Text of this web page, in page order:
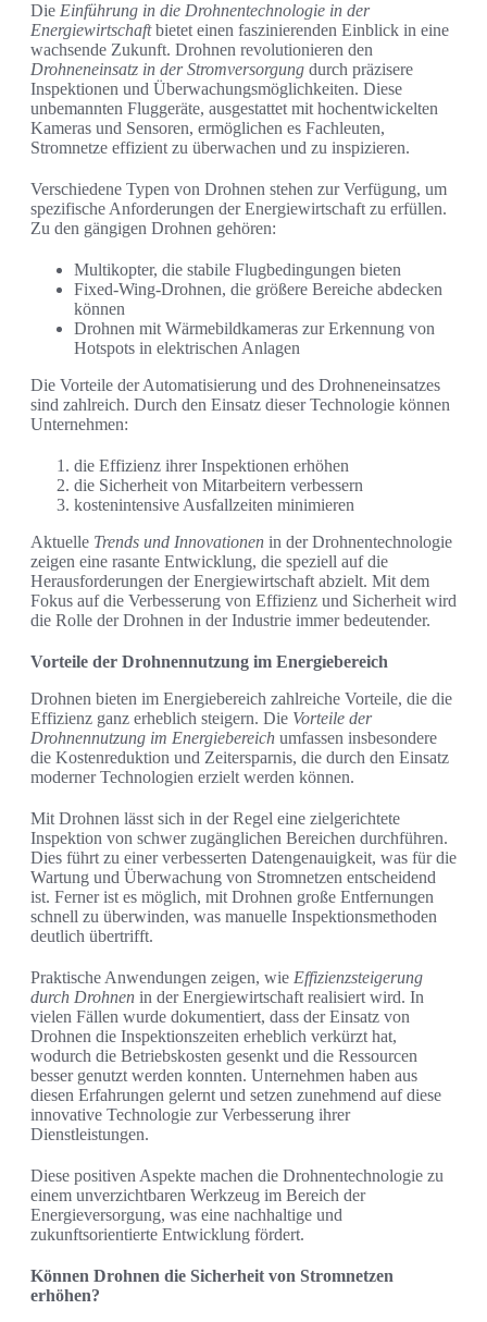
Die Einführung in die Drohnentechnologie in der
Energiewirtschaftbietet einen faszinierenden Einblick in eine
wachsende Zukunft. Drohnen revolutionieren den
Drohneneinsatz in der Stromversorgung durch präzisere
Inspektionen und Überwachungsmöglichkeiten. Diese
unbemannten Fluggeräte, ausgestattet mit hochentwickelten
Kameras und Sensoren, ermöglichen es Fachleuten,
Stromnetze effizient zu überwachen und zu inspizieren.
Verschiedene Typen von Drohnen stehen zur Verfügung, um
spezifische Anforderungen der Energiewirtschaft zu erfüllen.
Zu den gängigen Drohnen gehören:
Multikopter, die stabile Flugbedingungen bieten
Fixed-Wing-Drohnen, die größere Bereiche abdecken
können
Drohnen mit Wärmebildkameras zur Erkennung von
Hotspots in elektrischen Anlagen
Die Vorteile der Automatisierung und des Drohneneinsatzes
sind zahlreich. Durch den Einsatz dieser Technologie können
Unternehmen:
die Effizienz ihrer Inspektionen erhöhen
die Sicherheit von Mitarbeitern verbessern
kostenintensive Ausfallzeiten minimieren
Aktuelle Trends und Innovationen in der Drohnentechnologie
zeigen eine rasante Entwicklung, die speziell auf die
Herausforderungen der Energiewirtschaft abzielt. Mit dem
Fokus auf die Verbesserung von Effizienz und Sicherheit wird
die Rolle der Drohnen in der Industrie immer bedeutender.
Vorteile der Drohnennutzung im Energiebereich
Drohnen bieten im Energiebereich zahlreiche Vorteile, die die
Effizienz ganz erheblich steigern. Die Vorteile der
Drohnennutzung im Energiebereich umfassen insbesondere
die Kostenreduktion und Zeitersparnis, die durch den Einsatz
moderner Technologien erzielt werden können.
Mit Drohnen lässt sich in der Regel eine zielgerichtete
Inspektion von schwer zugänglichen Bereichen durchführen.
Dies führt zu einer verbesserten Datengenauigkeit, was für die
Wartung und Überwachung von Stromnetzen entscheidend
ist. Ferner ist es möglich, mit Drohnen große Entfernungen
schnell zu überwinden, was manuelle Inspektionsmethoden
deutlich übertrifft.
Praktische Anwendungen zeigen, wie Effizienzsteigerung
durch Drohnen in der Energiewirtschaft realisiert wird. In
vielen Fällen wurde dokumentiert, dass der Einsatz von
Drohnen die Inspektionszeiten erheblich verkürzt hat,
wodurch die Betriebskosten gesenkt und die Ressourcen
besser genutzt werden konnten. Unternehmen haben aus
diesen Erfahrungen gelernt und setzen zunehmend auf diese
innovative Technologie zur Verbesserung ihrer
Dienstleistungen.
Diese positiven Aspekte machen die Drohnentechnologie zu
einem unverzichtbaren Werkzeug im Bereich der
Energieversorgung, was eine nachhaltige und
zukunftsorientierte Entwicklung fördert.
Können Drohnen die Sicherheit von Stromnetzen
erhöhen?